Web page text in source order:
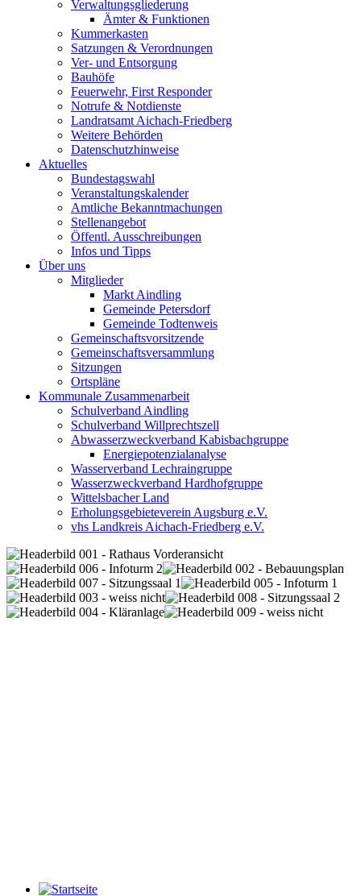
Verwaltungsgliederung
Ämter & Funktionen
Kummerkasten
Satzungen & Verordnungen
Ver- und Entsorgung
Bauhöfe
Feuerwehr, First Responder
Notrufe & Notdienste
Landratsamt Aichach-Friedberg
Weitere Behörden
Datenschutzhinweise
Aktuelles
Bundestagswahl
Veranstaltungskalender
Amtliche Bekanntmachungen
Stellenangebot
Öffentl. Ausschreibungen
Infos und Tipps
Über uns
Mitglieder
Markt Aindling
Gemeinde Petersdorf
Gemeinde Todtenweis
Gemeinschaftsvorsitzende
Gemeinschaftsversammlung
Sitzungen
Ortspläne
Kommunale Zusammenarbeit
Schulverband Aindling
Schulverband Willprechtszell
Abwasserzweckverband Kabisbachgruppe
Energiepotenzialanalyse
Wasserverband Lechraingruppe
Wasserzweckverband Hardhofgruppe
Wittelsbacher Land
Erholungsgebieteverein Augsburg e.V.
vhs Landkreis Aichach-Friedberg e.V.